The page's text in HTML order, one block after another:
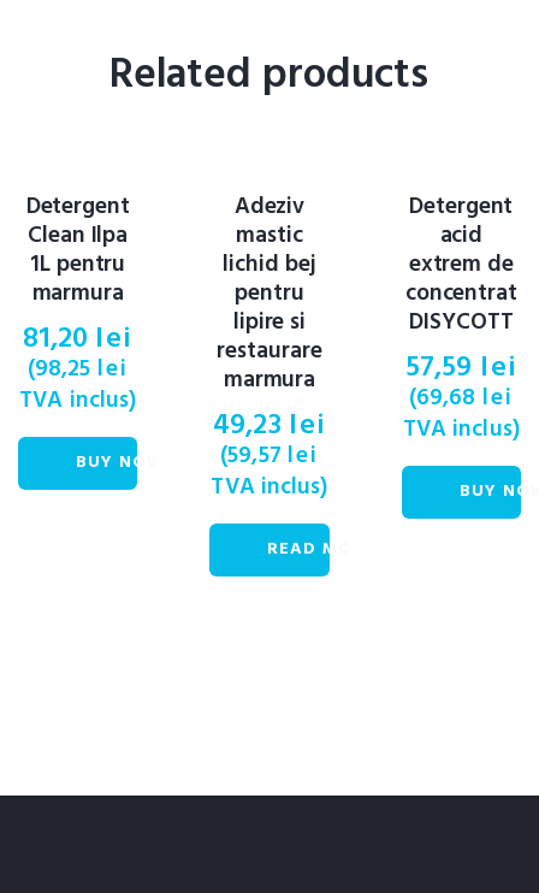
Related products
Detergent
Clean Ilpa
1L pentru
marmura
81,20 lei
(98,25 lei
TVA inclus)
BUY NOW
OUT OF
STOCK
Adeziv
mastic
lichid bej
pentru
lipire si
restaurare
marmura
49,23 lei
(59,57 lei
TVA inclus)
READ MORE
Detergent
acid
extrem de
concentrat
DISYCOTT
57,59 lei
(69,68 lei
TVA inclus)
BUY